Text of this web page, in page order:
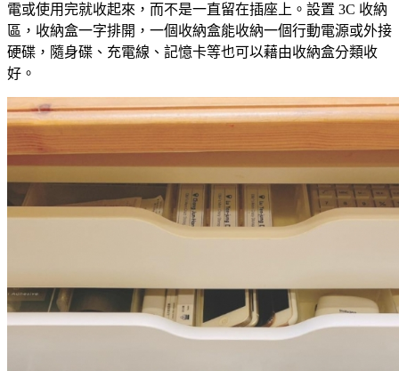
電或使用完就收起來，而不是一直留在插座上。設置 3C 收納
區，收納盒一字排開，一個收納盒能收納一個行動電源或外接
硬碟，隨身碟、充電線、記憶卡等也可以藉由收納盒分類收
好。